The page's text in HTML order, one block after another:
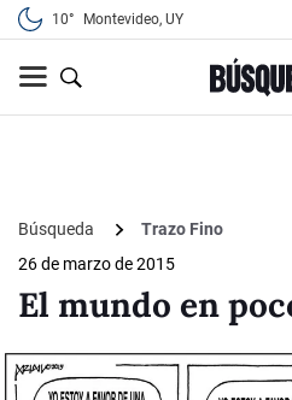
10° Montevideo, UY
Búsqueda
Trazo Fino
26 de marzo de 2015
El mundo en